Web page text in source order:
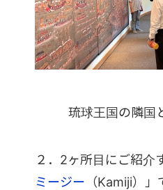
琉球王国の隣国
２．2ヶ所目にご紹介
ミージー （Kamiji）」